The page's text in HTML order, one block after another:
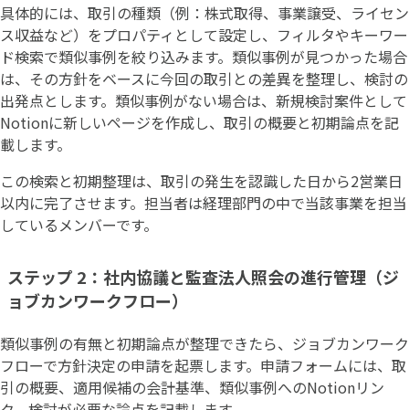
具体的には、取引の種類（例：株式取得、事業譲受、ライセン
ス収益など）をプロパティとして設定し、フィルタやキーワー
ド検索で類似事例を絞り込みます。類似事例が見つかった場合
は、その方針をベースに今回の取引との差異を整理し、検討の
出発点とします。類似事例がない場合は、新規検討案件として
Notionに新しいページを作成し、取引の概要と初期論点を記
載します。
この検索と初期整理は、取引の発生を認識した日から2営業日
以内に完了させます。担当者は経理部門の中で当該事業を担当
しているメンバーです。
ステップ 2：社内協議と監査法人照会の進行管理（ジ
ョブカンワークフロー）
類似事例の有無と初期論点が整理できたら、ジョブカンワーク
フローで方針決定の申請を起票します。申請フォームには、取
引の概要、適用候補の会計基準、類似事例へのNotionリン